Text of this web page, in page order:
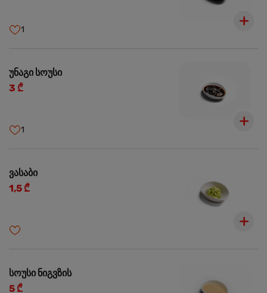
1
უნაგი სოუსი
3 ₾
1
ვასაბი
1,5 ₾
სოუსი ნიგვზის
5 ₾